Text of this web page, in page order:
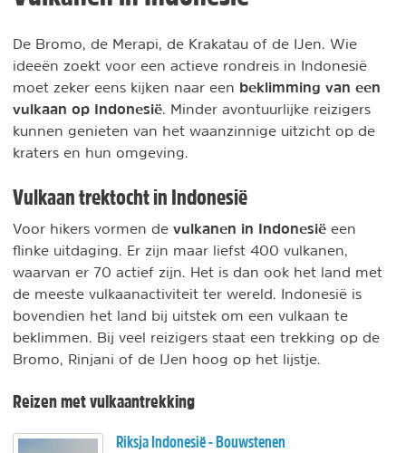
De Bromo, de Merapi, de Krakatau of de IJen. Wie
ideeën zoekt voor een actieve rondreis in Indonesië
moet zeker eens kijken naar een beklimming van een
vulkaan op Indonesië . Minder avontuurlijke reizigers
kunnen genieten van het waanzinnige uitzicht op de
kraters en hun omgeving.
Vulkaan trektocht in Indonesië
Voor hikers vormen de vulkanen in Indonesië een
flinke uitdaging. Er zijn maar liefst 400 vulkanen,
waarvan er 70 actief zijn. Het is dan ook het land met
de meeste vulkaanactiviteit ter wereld. Indonesië is
bovendien het land bij uitstek om een vulkaan te
beklimmen. Bij veel reizigers staat een trekking op de
Bromo, Rinjani of de IJen hoog op het lijstje.
Reizen met vulkaantrekking
Riksja Indonesië - Bouwstenen